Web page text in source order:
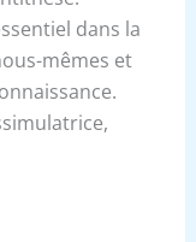
dans la
mêmes et